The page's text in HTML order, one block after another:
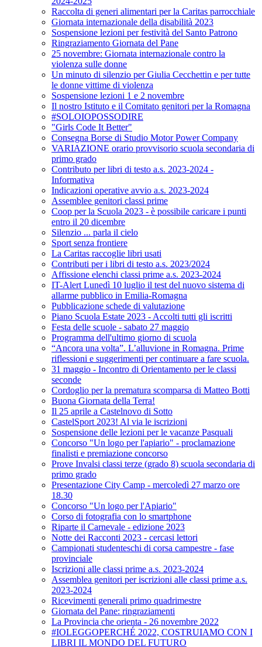
Raccolta di generi alimentari per la Caritas parrocchiale
Giornata internazionale della disabilità 2023
Sospensione lezioni per festività del Santo Patrono
Ringraziamento Giornata del Pane
25 novembre: Giornata internazionale contro la
violenza sulle donne
Un minuto di silenzio per Giulia Cecchettin e per tutte
le donne vittime di violenza
Sospensione lezioni 1 e 2 novembre
Il nostro Istituto e il Comitato genitori per la Romagna
#SOLOIOPOSSODIRE
"Girls Code It Better"
Consegna Borse di Studio Motor Power Company
VARIAZIONE orario provvisorio scuola secondaria di
primo grado
Contributo per libri di testo a.s. 2023-2024 -
Informativa
Indicazioni operative avvio a.s. 2023-2024
Assemblee genitori classi prime
Coop per la Scuola 2023 - è possibile caricare i punti
entro il 20 dicembre
Silenzio ... parla il cielo
Sport senza frontiere
La Caritas raccoglie libri usati
Contributi per i libri di testo a.s. 2023/2024
Affissione elenchi classi prime a.s. 2023-2024
IT-Alert Lunedì 10 luglio il test del nuovo sistema di
allarme pubblico in Emilia-Romagna
Pubblicazione schede di valutazione
Piano Scuola Estate 2023 - Accolti tutti gli iscritti
Festa delle scuole - sabato 27 maggio
Programma dell'ultimo giorno di scuola
“Ancora una volta”. L’alluvione in Romagna. Prime
riflessioni e suggerimenti per continuare a fare scuola.
31 maggio - Incontro di Orientamento per le classi
seconde
Cordoglio per la prematura scomparsa di Matteo Botti
Buona Giornata della Terra!
Il 25 aprile a Castelnovo di Sotto
CastelSport 2023! Al via le iscrizioni
Sospensione delle lezioni per le vacanze Pasquali
Concorso "Un logo per l'apiario" - proclamazione
finalisti e premiazione concorso
Prove Invalsi classi terze (grado 8) scuola secondaria di
primo grado
Presentazione City Camp - mercoledì 27 marzo ore
18.30
Concorso "Un logo per l'Apiario"
Corso di fotografia con lo smartphone
Riparte il Carnevale - edizione 2023
Notte dei Racconti 2023 - cercasi lettori
Campionati studenteschi di corsa campestre - fase
provinciale
Iscrizioni alle classi prime a.s. 2023-2024
Assemblea genitori per iscrizioni alle classi prime a.s.
2023-2024
Ricevimenti generali primo quadrimestre
Giornata del Pane: ringraziamenti
La Provincia che orienta - 26 novembre 2022
#IOLEGGOPERCHÉ 2022, COSTRUIAMO CON I
LIBRI IL MONDO DEL FUTURO